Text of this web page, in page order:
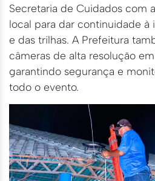
Secretaria de Cuidados com
local para dar continuidade à
e das trilhas. A Prefeitura
câmeras de alta resolução
garantindo segurança e
todo o evento.